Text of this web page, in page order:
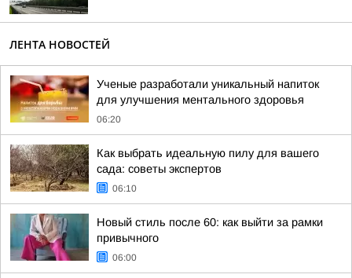
ЛЕНТА НОВОСТЕЙ
Ученые разработали уникальный напиток
для улучшения ментального здоровья
06:20
Как выбрать идеальную пилу для вашего
сада: советы экспертов
06:10
Новый стиль после 60: как выйти за рамки
привычного
06:00